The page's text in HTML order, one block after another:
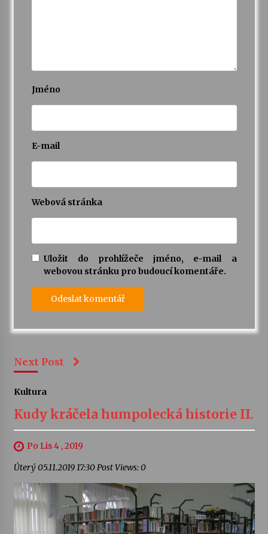
Jméno
E-mail
Webová stránka
Uložit do prohlížeče jméno, e-mail a
webovou stránku pro budoucí komentáře.
Next Post
Kultura
Kudy kráčela humpolecká historie II.
Po Lis 4 , 2019
Úterý 05.11.2019 17:30 Post Views: 0